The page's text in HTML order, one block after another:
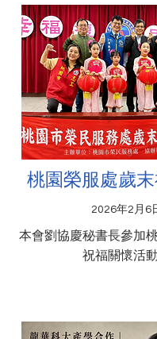
桃園榮服處歲
2026年2月6
本會劉協慶秘書長參加
祝福關懷活動